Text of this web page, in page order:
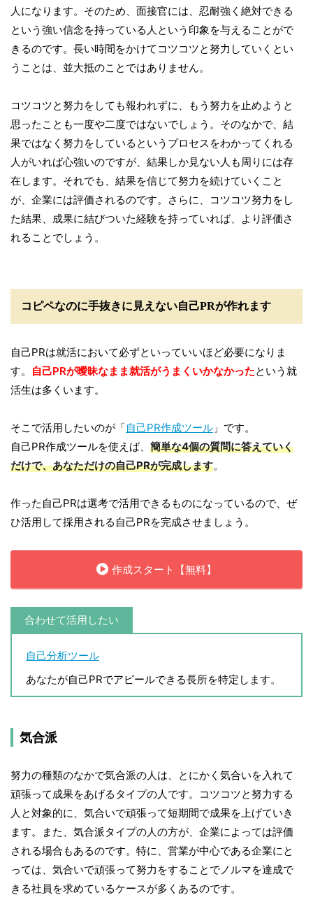
人になります。そのため、面接官には、忍耐強く絶対できる
という強い信念を持っている人という印象を与えることがで
きるのです。長い時間をかけてコツコツと努力していくとい
うことは、並大抵のことではありません。
コツコツと努力をしても報われずに、もう努力を止めようと
思ったことも一度や二度ではないでしょう。そのなかで、結
果ではなく努力をしているというプロセスをわかってくれる
人がいれば心強いのですが、結果しか見ない人も周りには存
在します。それでも、結果を信じて努力を続けていくこと
が、企業には評価されるのです。さらに、コツコツ努力をし
た結果、成果に結びついた経験を持っていれば、より評価さ
れることでしょう。
コピペなのに手抜きに見えない自己PRが作れます
自己PRは就活において必ずといっていいほど必要になりま
す。
自己PRが曖昧なまま就活がうまくいかなかったという就
活生は多くいます。
そこで活用したいのが「自己PR作成ツール 」です。
自己PR作成ツールを使えば、 簡単な4個の質問に答えていく
だけで、あなただけの自己PRが完成します。
作った自己PRは選考で活用できるものになっているので、ぜ
ひ活用して採用される自己PRを完成させましょう。
作成スタート【無料】
合わせて活用したい
自己分析ツール
あなたが自己PRでアピールできる長所を特定します。
気合派
努力の種類のなかで気合派の人は、とにかく気合いを入れて
頑張って成果をあげるタイプの人です。コツコツと努力する
人と対象的に、気合いで頑張って短期間で成果を上げていき
ます。また、気合派タイプの人の方が、企業によっては評価
される場合もあるのです。特に、営業が中心である企業にと
っては、気合いで頑張って努力をすることでノルマを達成で
きる社員を求めているケースが多くあるのです。